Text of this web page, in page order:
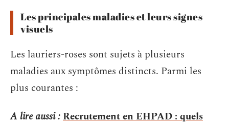
Les principales maladies et leurs signes
visuels
Les lauriers-roses sont sujets à plusieurs
maladies aux symptômes distincts. Parmi les
plus courantes :
A lire aussi :Recrutement en EHPAD : quels